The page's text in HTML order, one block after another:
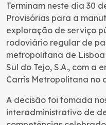
Terminam neste dia 30
Provisórias para a
exploração de serviço
rodoviário regular de
metropolitana de
Sul do Tejo, S.A., com a
Carris Metropolitana no
A decisão foi tomada
interadministrativo de